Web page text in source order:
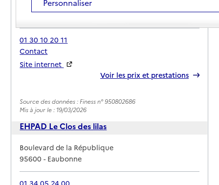
Adresse
14 rue de Saint-Prix
95600-Eaubonne
01 30 10 20 11
Contact
Site internet
Voir les prix et prestations
Source des données : Finess n° 950802686
Mis à jour le : 19/03/2026
EHPAD Le Clos des lilas
Adresse
Boulevard de la République
95600-Eaubonne
01 34 05 24 00
Personnaliser